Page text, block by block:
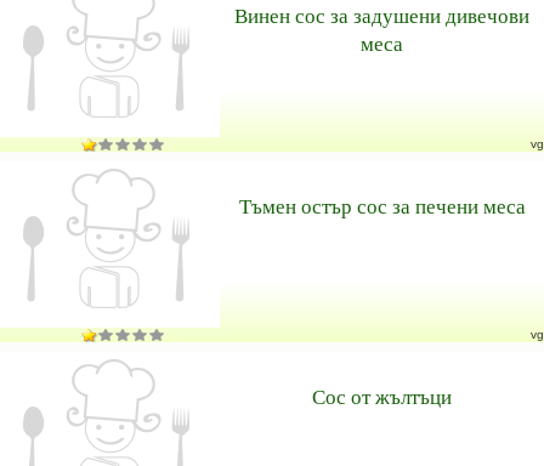
Винен сос за задушени дивечови
меса
vg
Тъмен остър сос за печени меса
vg
Сос от жълтъци